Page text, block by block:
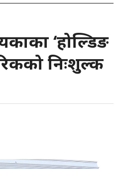
‘होल्डिङ
निःशुल्क